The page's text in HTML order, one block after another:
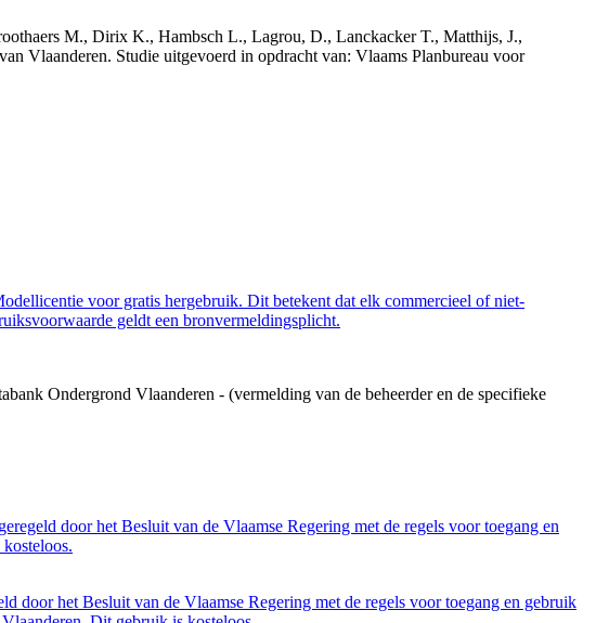
M., Dirix K., Hambsch L., Lagrou, D., Lanckacker T., Matthijs, J.,
Vlaanderen. Studie uitgevoerd in opdracht van: Vlaams Planbureau voor
voor gratis hergebruik. Dit betekent dat elk commercieel of niet-
geldt een bronvermeldingsplicht.
Ondergrond Vlaanderen - (vermelding van de beheerder en de specifieke
door het Besluit van de Vlaamse Regering met de regels voor toegang en
door het Besluit van de Vlaamse Regering met de regels voor toegang en gebruik